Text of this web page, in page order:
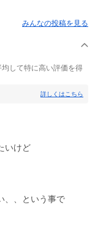
みんなの投稿を見る
して特に高い評価を得
詳しくはこちら
いけど
、、という事で